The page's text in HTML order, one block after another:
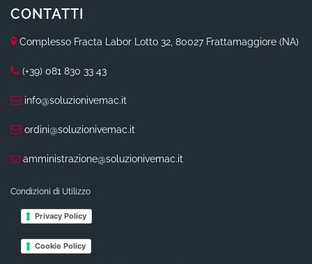
CONTATTI
Complesso Fracta Labor Lotto 32, 80027 Frattamaggiore (NA)
(+39) 081 830 33 43
info@soluzionivemac.it
ordini@soluzionivemac.it
amministrazione@soluzionivemac.it
Condizioni di Utilizzo
Privacy Policy
Cookie Policy